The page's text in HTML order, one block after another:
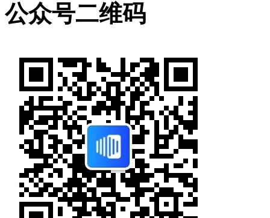
公众号二维码